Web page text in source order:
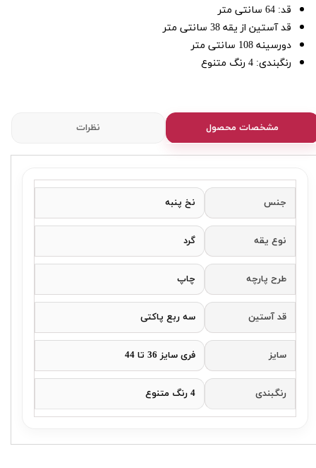
قد: 64 سانتی متر
قد آستین از یقه 38 سانتی متر
دورسینه 108 سانتی متر
رنگبندی: 4 رنگ متنوع
مشخصات محصول نظرات
جنس نخ پنبه
نوع یقه گرد
طرح پارچه چاپ
قد آستین سه ربع پاکتی
سایز فری سایز 36 تا 44
رنگبندی 4 رنگ متنوع